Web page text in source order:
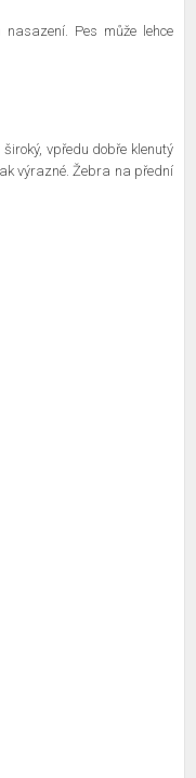
Pes může lehce
vpředu dobře klenutý
výrazné. Žebra na přední